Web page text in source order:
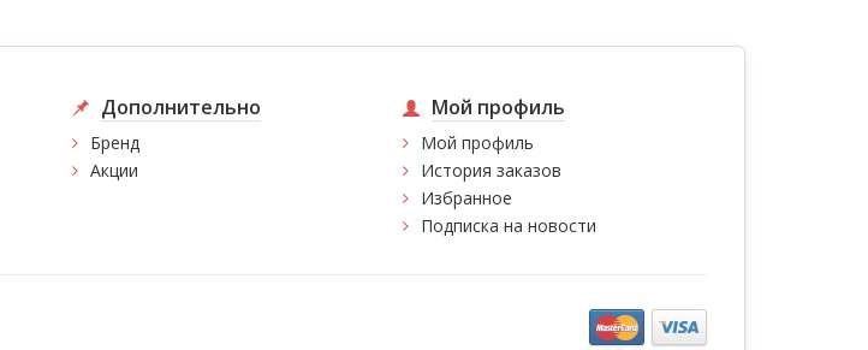
Дополнительно
Бренд
Акции
Мой профиль
Мой профиль
История заказов
Избранное
Подписка на новости